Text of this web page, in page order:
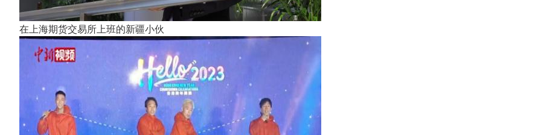
在上海期货交易所上班的新疆小伙